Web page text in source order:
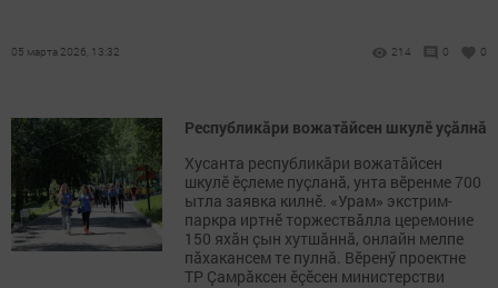
05 марта 2026, 13:32 214 0 0
Республикӑри вожатӑйсен шкулӗ уçăлнă
Хусанта республикӑри вожатӑйсен
шкулӗ ӗçлеме пуçланă, унта вӗренме 700
ытла заявка килнӗ. «Урам» экстрим-
паркра иртнӗ торжествăлла церемоние
150 яхӑн çын хутшӑннă, онлайн мелпе
пăхакансем те пулнă. Вӗренӳ проектне
ТР Çамрӑксен ӗçӗсен министерстви